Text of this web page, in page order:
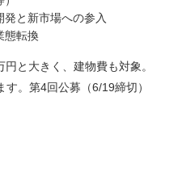
と新市場への参入
態転換
と大きく、建物費も対象。
。第4回公募（6/19締切）